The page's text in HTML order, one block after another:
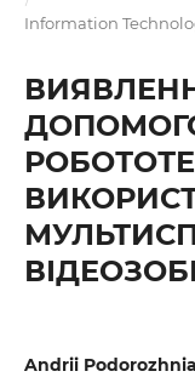
Information
Andrii